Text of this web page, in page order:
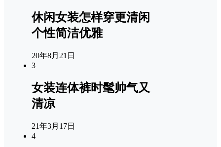
休闲女装怎样穿更清闲
个性简洁优雅
20年8月21日
3
女装连体裤时髦帅气又
清凉
21年3月17日
4